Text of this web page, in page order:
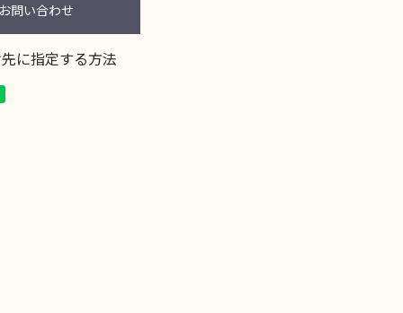
問い合わせ
に指定する方法